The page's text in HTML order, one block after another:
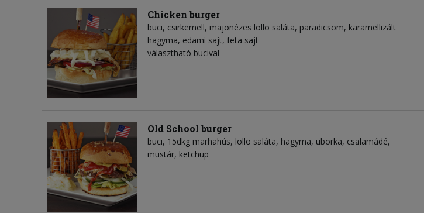
Chicken burger
buci, csirkemell, majonézes lollo saláta, paradicsom, karamellizált
hagyma, edami sajt, feta sajt
választható bucival
Old School burger
buci, 15dkg marhahús, lollo saláta, hagyma, uborka, csalamádé,
mustár, ketchup